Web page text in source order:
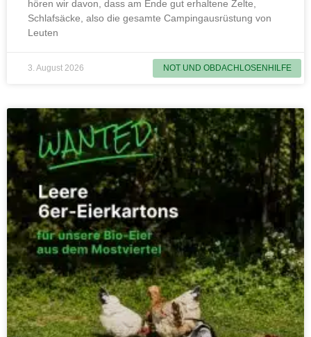
NOT UND OBDACHLOSENHILFE
hören wir davon, dass am Ende gut erhaltene Zelte,
Schlafsäcke, also die gesamte Campingausrüstung von
Leuten
3. August 2026